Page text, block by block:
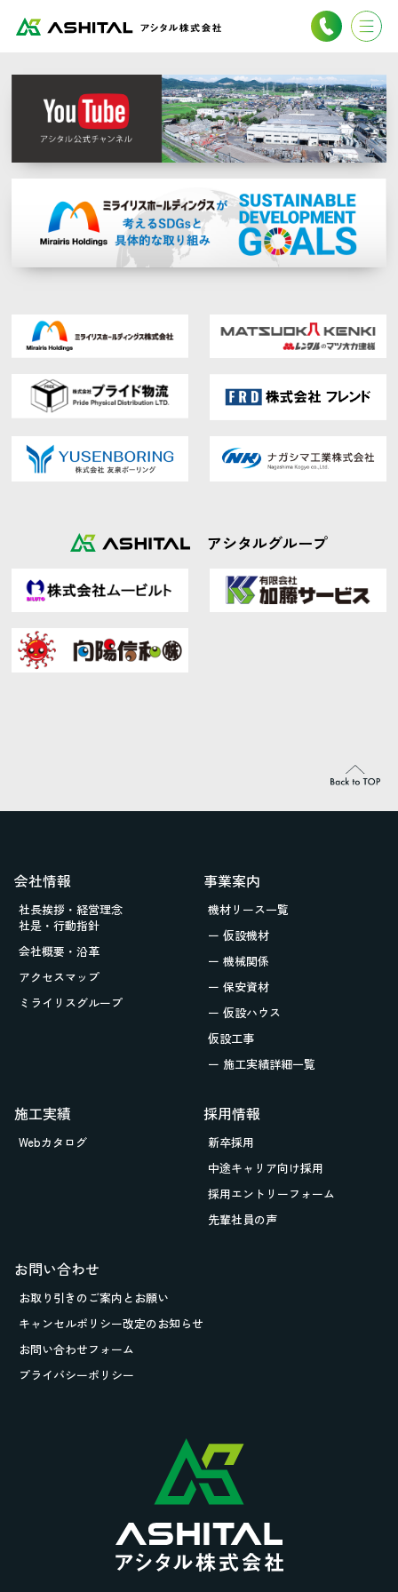
アシタルグループ
会社情報
社長挨拶・経営理念
社是・行動指針
会社概要・沿革
アクセスマップ
ミライリスグループ
事業案内
機材リース一覧
ー 仮設機材
ー 機械関係
ー 保安資材
ー 仮設ハウス
仮設工事
ー 施工実績詳細一覧
施工実績
Webカタログ
採用情報
新卒採用
中途キャリア向け採用
採用エントリーフォーム
先輩社員の声
お問い合わせ
お取り引きのご案内とお願い
キャンセルポリシー改定のお知らせ
お問い合わせフォーム
プライバシーポリシー